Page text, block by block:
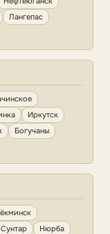
Лангепас
Иркутск
Богучаны
Сунтар
Нюрба